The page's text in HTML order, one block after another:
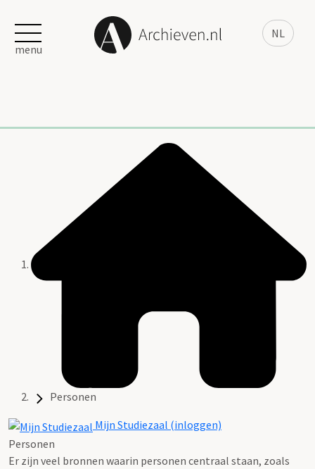
NL
menu
Personen
Mijn Studiezaal (inloggen)
Personen
Er zijn veel bronnen waarin personen centraal staan, zoals